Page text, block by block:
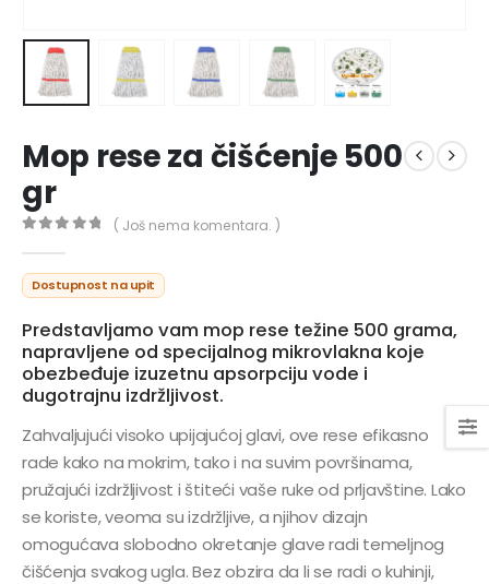
Mop rese za čišćenje 500
gr
( Još nema komentara. )
Dostupnost na upit
Predstavljamo vam mop rese težine 500 grama,
napravljene od specijalnog mikrovlakna koje
obezbeđuje izuzetnu apsorpciju vode i
dugotrajnu izdržljivost.
Zahvaljujući visoko upijajućoj glavi, ove rese efikasno
rade kako na mokrim, tako i na suvim površinama,
pružajući izdržljivost i štiteći vaše ruke od prljavštine. Lako
se koriste, veoma su izdržljive, a njihov dizajn
omogućava slobodno okretanje glave radi temeljnog
čišćenja svakog ugla. Bez obzira da li se radi o kuhinji,